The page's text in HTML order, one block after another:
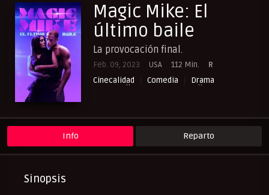
Magic Mike: El
último baile
La provocación final.
Feb. 09, 2023 USA 112 Min.
R
Cinecalidad
Comedia
Drama
NewPelis org
Paraveronline
Pelisplay
Pelispop
RepelisHD.TV
Romance
UltraPelisHD
Info Reparto
Sinopsis